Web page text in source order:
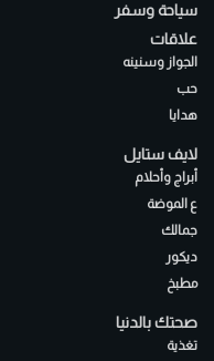
سياحة وسفر
علاقات
الجواز وسنينه
حب
هدايا
لايف ستايل
أبراج وأحلام
ع الموضة
جمالك
ديكور
مطبخ
صحتك بالدنيا
تغذية